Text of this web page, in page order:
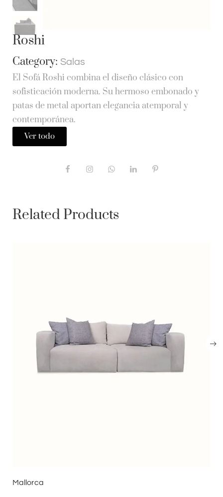
Roshi
Category: Salas
El Sofá Roshi combina el diseño clásico con
sofisticación moderna. Su hermoso embonado y
patas de metal aportan elegancia atemporal y
contemporánea.
Ver todo
Related Products
Mallorca